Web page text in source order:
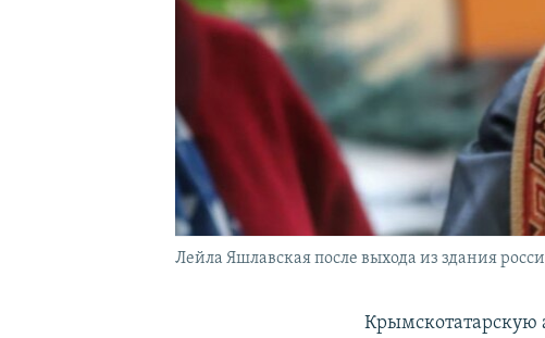
Лейла Яшлавская после выхода из здания
Крымскотатарскую